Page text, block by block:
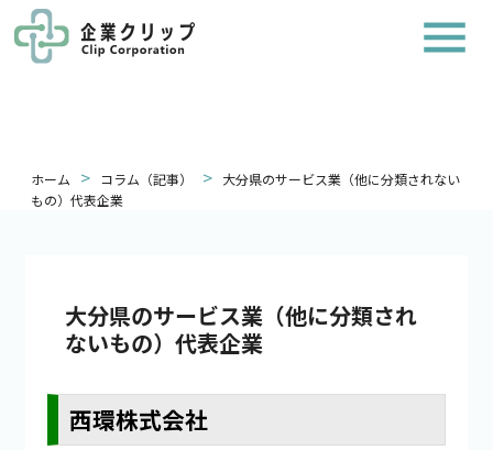
ホーム > コラム（記事） > 大分県のサービス業（他に分類されない
もの）代表企業
大分県のサービス業（他に分類され
ないもの）代表企業
西環株式会社